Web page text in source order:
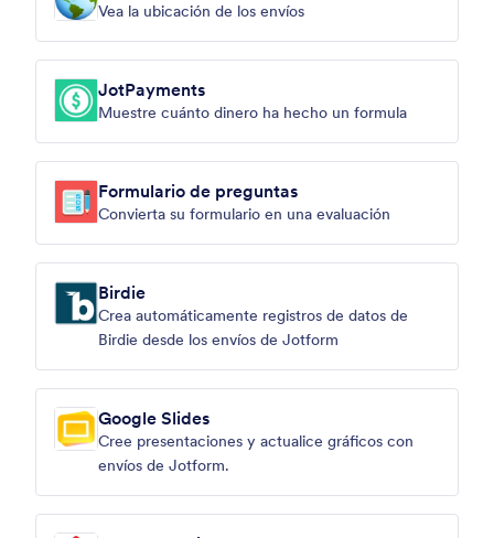
Vea la ubicación de los envíos
JotPayments
Muestre cuánto dinero ha hecho un formula
Formulario de preguntas
Convierta su formulario en una evaluación
Birdie
Crea automáticamente registros de datos de
Birdie desde los envíos de Jotform
Google Slides
Cree presentaciones y actualice gráficos con
envíos de Jotform.